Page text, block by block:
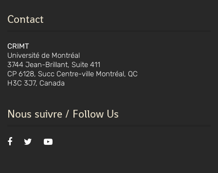
Contact
CRIMT
Université de Montréal
3744 Jean-Brillant, Suite 411
CP 6128, Succ Centre-ville Montréal, QC
H3C 3J7, Canada
Nous suivre / Follow Us